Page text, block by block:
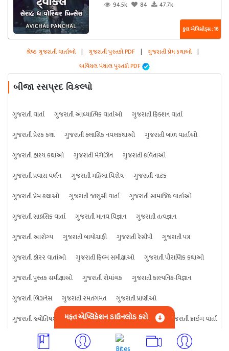
94.5k
84 47.7k
કુલ એપિસોડ્સ : 16
શ્રેષ્ઠ ગુજરાતી વાર્તાઓ | ગુજરાતી પુસ્તકો PDF | ગુજરાતી પ્રેમ કથાઓ |
અવિચલ પંચાલ પુસ્તકો PDF
બીજા રસપ્રદ વિકલ્પો
ગુજરાતી વાર્તા ગુજરાતી આધ્યાત્મિક વાર્તાઓ
ગુજરાતી ફિક્શન વાર્તા
ગુજરાતી પ્રેરક કથા
ગુજરાતી ક્લાસિક નવલકથાઓ
ગુજરાતી બાળ વાર્તાઓ
ગુજરાતી હાસ્ય કથાઓ
ગુજરાતી મેગેઝિન
ગુજરાતી કવિતાઓ
ગુજરાતી પ્રવાસ વર્ણન
ગુજરાતી મહિલા વિશેષ
ગુજરાતી નાટક
ગુજરાતી પ્રેમ કથાઓ
ગુજરાતી જાસૂસી વાર્તા
ગુજરાતી સામાજિક વાર્તાઓ
ગુજરાતી સાહસિક વાર્તા
ગુજરાતી માનવ વિજ્ઞાન
ગુજરાતી તત્વજ્ઞાન
ગુજરાતી આરોગ્ય
ગુજરાતી બાયોગ્રાફી ગુજરાતી રેસીપી
ગુજરાતી પત્ર
ગુજરાતી હૉરર વાર્તાઓ
ગુજરાતી ફિલ્મ સમીક્ષાઓ
ગુજરાતી પૌરાણિક કથાઓ
ગુજરાતી પુસ્તક સમીક્ષાઓ
ગુજરાતી રોમાંચક
ગુજરાતી કાલ્પનિક-વિજ્ઞાન
ગુજરાતી બિઝનેસ
ગુજરાતી રમતગમત
ગુજરાતી પ્રાણીઓ
ગુજરાતી જ્યોતિષશાસ્ત્ર
ગુજરાતી વિજ્ઞાન ગુજરાતી કંઈપણ ગુજરાતી ક્રાઇમ વાર્તા
મફત એપ્લિકેશન ડાઉનલોડ કરો